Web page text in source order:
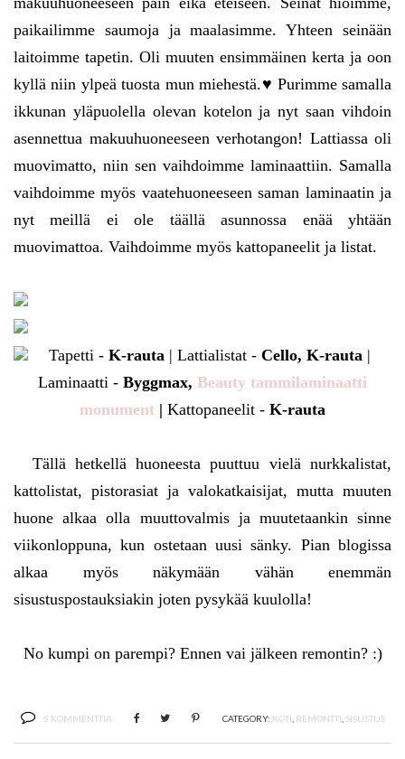
paikailimme saumoja ja maalasimme. Yhteen seinään
laitoimme tapetin. Oli muuten ensimmäinen kerta ja oon
kyllä niin ylpeä tuosta mun miehestä.♥ Purimme samalla
ikkunan yläpuolella olevan kotelon ja nyt saan vihdoin
asennettua makuuhuoneeseen verhotangon! Lattiassa oli
muovimatto, niin sen vaihdoimme laminaattiin. Samalla
vaihdoimme myös vaatehuoneeseen saman laminaatin ja
nyt meillä ei ole täällä asunnossa enää yhtään
muovimattoa. Vaihdoimme myös kattopaneelit ja listat.
Tapetti - K-rauta | Lattialistat - Cello, K-rauta |
Laminaatti - Byggmax, Beauty tammilaminaatti
monument | Kattopaneelit - K-rauta
Tällä hetkellä huoneesta puuttuu vielä nurkkalistat,
kattolistat, pistorasiat ja valokatkaisijat, mutta muuten
huone alkaa olla muuttovalmis ja muutetaankin sinne
viikonloppuna, kun ostetaan uusi sänky. Pian blogissa
alkaa myös näkymään vähän enemmän
sisustuspostauksiakin joten pysykää kuulolla!
No kumpi on parempi? Ennen vai jälkeen remontin? :)
5 KOMMENTTIA CATEGORY: KOTI, REMONTTI, SISUSTUS